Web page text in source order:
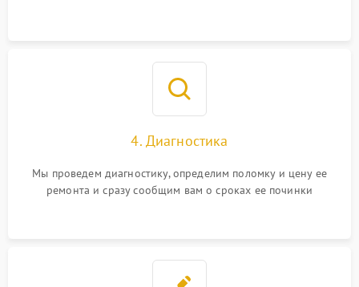
4. Диагностика
Мы проведем диагностику, определим поломку и цену ее
ремонта и сразу сообщим вам о сроках ее починки